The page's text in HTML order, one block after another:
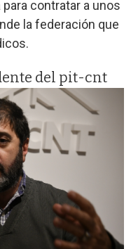
contratar a unos
la federación que
del pit-cnt